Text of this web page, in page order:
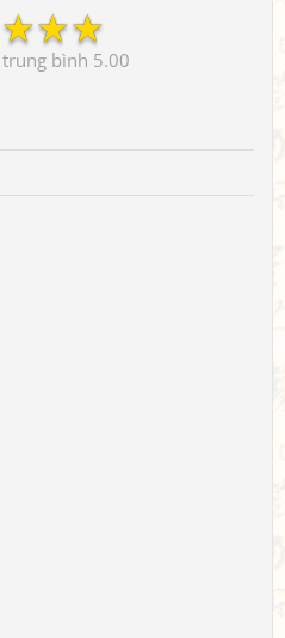
☆
☆
☆
5.00